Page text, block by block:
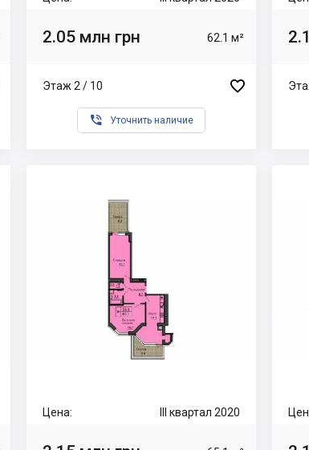
2.05 млн грн 62.1 м²
Этаж 2 / 10 
 Уточнить наличие
Цена: III квартал 2020